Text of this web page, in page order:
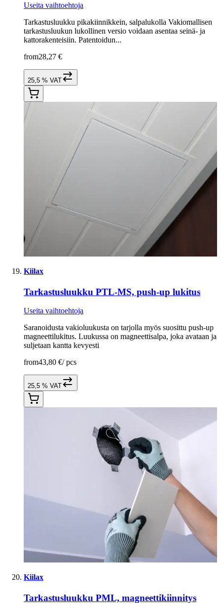
Useita vaihtoehtoja
Tarkastusluukku pikakiinnikkein, salpalukolla Vakiomallisen
tarkastusluukun lukollinen versio voidaan asentaa seinä- ja
kattorakenteisiin. Patentoidun...
from28,27 €
25,5 % VAT
Kiilax
Tarkastusluukku PTL-MS, push-up lukitus
Useita vaihtoehtoja
Saranoidusta vakioluukusta on tarjolla myös suosittu push-up
magneettilukitus. Luukussa on magneettisalpa, joka avataan ja
suljetaan kantta kevyesti
from43,80 €/ pcs
25,5 % VAT
Kiilax
Tarkastusluukku PML, magneettikiinnitys